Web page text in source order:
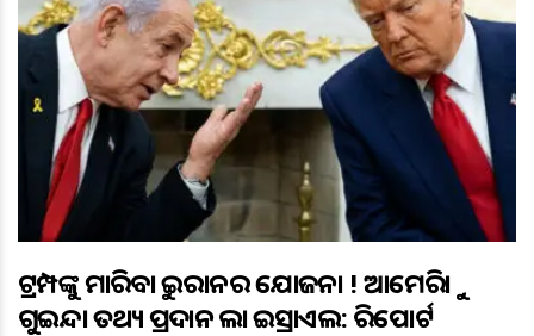
ଟ୍ରମ୍ପଙ୍କୁ ମାରିବାକୁ ଇରାନର ଯୋଜନା ! ଆମେରିକାକୁ
ଗୁଇନ୍ଦା ତଥ୍ୟ ପ୍ରଦାନ କଲା ଇସ୍ରାଏଲ: ରିପୋର୍ଟ